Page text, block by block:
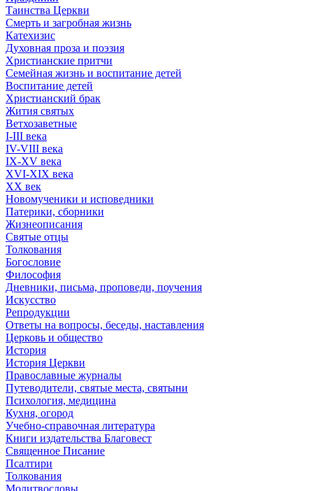
Таинства Церкви
Смерть и загробная жизнь
Катехизис
Духовная проза и поэзия
Христианские притчи
Семейная жизнь и воспитание детей
Воспитание детей
Христианский брак
Жития святых
Ветхозаветные
I-III века
IV-VIII века
IX-XV века
XVI-XIX века
XX век
Новомученики и исповедники
Патерики, сборники
Жизнеописания
Святые отцы
Толкования
Богословие
Философия
Дневники, письма, проповеди, поучения
Искусство
Репродукции
Ответы на вопросы, беседы, наставления
Церковь и общество
История
История Церкви
Православные журналы
Путеводители, святые места, святыни
Психология, медицина
Кухня, огород
Учебно-справочная литература
Книги издательства Благовест
Священное Писание
Псалтири
Толкования
Молитвословы